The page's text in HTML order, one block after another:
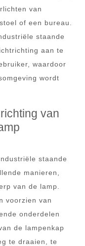
van
of een bureau.
staande
aan te
waardoor
wordt
van
staande
manieren,
van de lamp.
voorzien van
onderdelen
de lampenkap
te draaien, te